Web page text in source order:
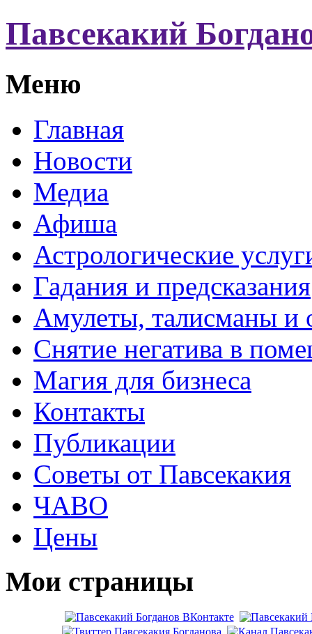
Павсекакий
Меню
Главная
Новости
Медиа
Афиша
Астрологические
Гадания и предсказания
Амулеты, талисманы и
Снятие негатива в
Магия для бизнеса
Контакты
Публикации
Советы от Павсекакия
ЧАВО
Цены
Мои страницы